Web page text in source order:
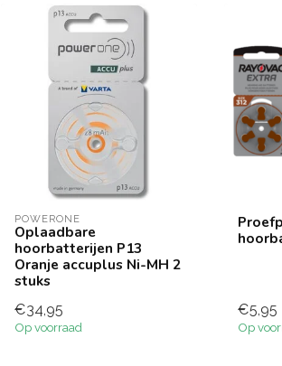
POWERONE
Oplaadbare
hoorbatterijen P13
Oranje accuplus Ni-MH 2
stuks
€34,95
Op voorraad
€5,95
Op